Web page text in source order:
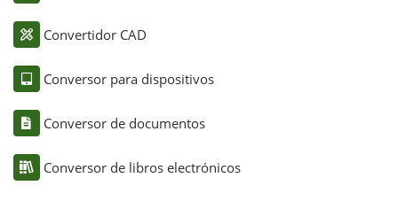
Convertidor CAD
Conversor para dispositivos
Conversor de documentos
Conversor de libros electrónicos